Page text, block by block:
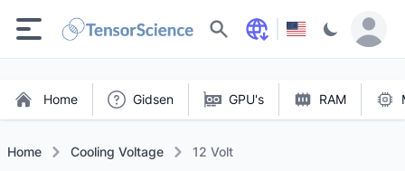
Zoeken
Home Gidsen GPU's RAM
Home Cooling Voltage 12 Volt